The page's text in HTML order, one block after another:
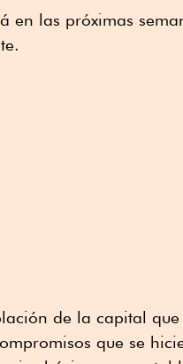
en las próximas
de la capital
que se